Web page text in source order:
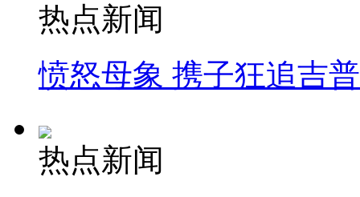
热点新闻
愤怒母象 携子狂追吉
热点新闻